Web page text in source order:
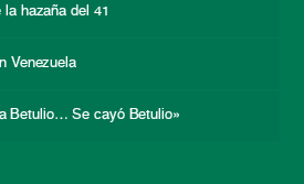
la hazaña del 41
Venezuela
Betulio… Se cayó Betulio»